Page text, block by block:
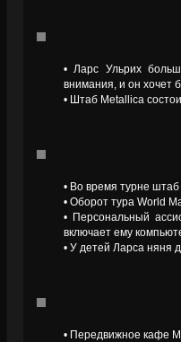
• Ларс Ульрих
внимания, и он хочет
• Штаб Metallica
• Во время турне
• Оборот тура World
• Персональный
включает ему
• У детей Ларса няня
• Передвижное кафе